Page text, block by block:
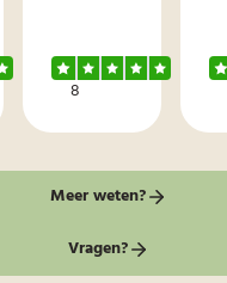
8
Meer weten?
Vragen?